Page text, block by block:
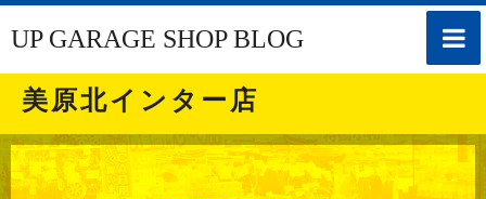
toggle
UP GARAGE SHOP BLOG
美原北インター店